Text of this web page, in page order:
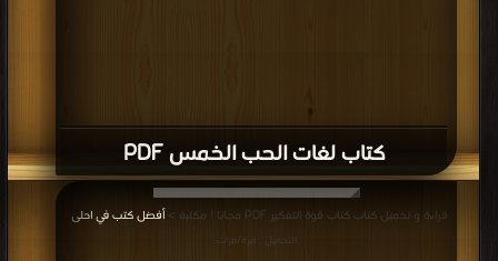
كتاب لغات الحب الخمس PDF
قراءة و تحميل كتاب كتاب قوة التفكير PDF مجانا | مكتبة > أفضل كتب في احلى
التحميل : مرة/مرات